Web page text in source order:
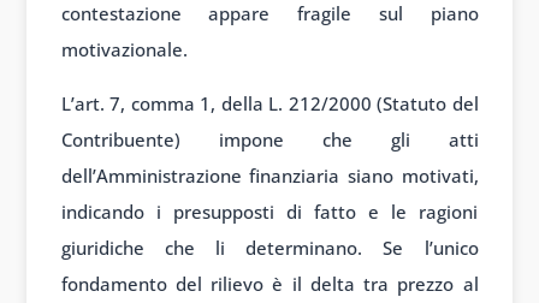
contestazione appare fragile sul piano
motivazionale.
L’art. 7, comma 1, della L. 212/2000 (Statuto del
Contribuente) impone che gli atti
dell’Amministrazione finanziaria siano motivati,
indicando i presupposti di fatto e le ragioni
giuridiche che li determinano. Se l’unico
fondamento del rilievo è il delta tra prezzo al